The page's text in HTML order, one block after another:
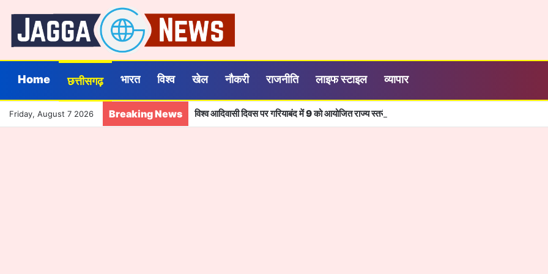
Home छत्तीसगढ़ भारत विश्व खेल नौकरी राजनीति लाइफ स्टाइल व्यापार
Friday, August 7 2026 Breaking News विश्व आदिवासी दिवस पर गरियाबंद में 9 को आयोजित राज्य स्तरीय कार्यक्रम में शामिल होंगे आप सांसद संजय सिंह